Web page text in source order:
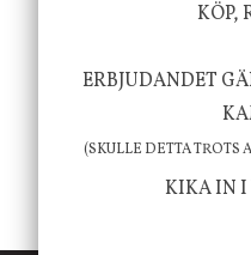
FÖLJ
KÖP,
ERBJUDANDET
(SKULLE DETTA TROTS
KIKA IN I